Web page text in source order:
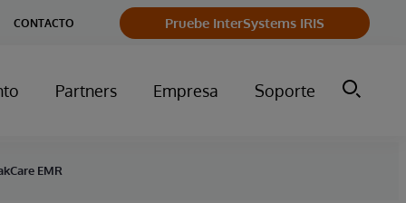
CONTACTO Pruebe InterSystems IRIS
Partners Empresa Soporte
EMR